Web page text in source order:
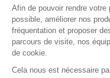
© 2016
Afin de pouvoir rendre
possible, améliorer nos
fréquentation et proposer
parcours de visite, nos
de cookie.
Cela nous est nécessaire